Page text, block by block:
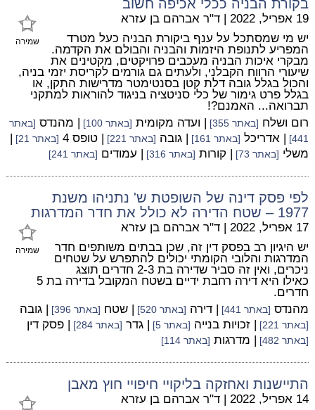
בקורת הבניה ככלי אכיפה חשוב
שמירה
19 אפריל, 2022 | ד"ר אברהם בן עזרא
יש מי שמסתכל על ענף ביקורת הבניה כעל מטרד
המפריע לתנופת היזמות והבניה והבולם את הקדמה.
מבקרי איכות הבניה מעכבים פרויקטים, מקטינים את
שיעורי הרווח הקבלני, ולעתים גם גורמים לקריסת יזמי בניה,
והכול בגלל גובה דלת קטן בסנטימטר מדרישות התקן, או
בגלל פרט גימור של כלי סניטציה בניגוד להוראות למתקני
תברואה... האמנם?!
רום ושלח [באתר 355] | ועדה מקומית [באתר 100] | מהנדס [באתר
441]
| אדריכל [באתר 161] | גובה [באתר 221] | טופס 4 [באתר 21]
|
משלי [באתר 73] | קורות [באתר 316] | עמודים [באתר 241]
לפי פסק דינה של השופטת ש' נתניהו משנת
1977 – שטח הדירה לא כולל את חדר המדרגות
שמירה
17 אפריל, 2022 | ד"ר אברהם בן עזרא
יש היגיון רב בפסק דין זה, שכן בבתים משותפים חדר
המדרגות והלובי הקומתי יכולים להתפרש על שטחים
ניכרים, ואין זה סביר שדירה בת 2-3 חדרים תוצג
כאילו היא דירה רחבת ידיים בשטח המקובל בדירה בת 5
חדרים.
מהנדס [באתר 441] | דירה [באתר 520] | שטח [באתר 396] | גובה
[באתר 221] | זכויות בנייה [באתר 5] | גדר [באתר 284] | פסק דין
[באתר 482] | מדרגות [באתר 114]
התיישנות ואחזקה בליקויי חיפויי חוץ מאבן
14 אפריל, 2022 | ד"ר אברהם בן עזרא